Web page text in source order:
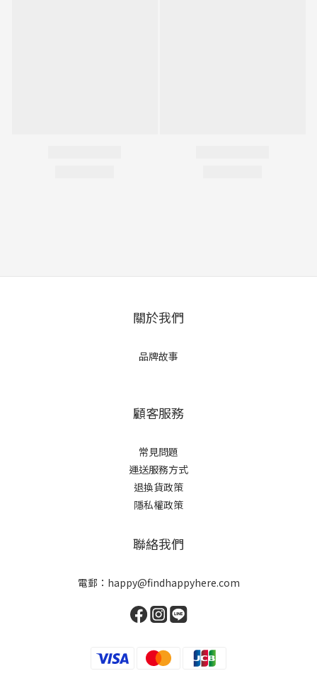
關於我們
品牌故事
顧客服務
常見問題
運送服務方式
退換貨政策
隱私權政策
聯絡我們
電郵：happy@findhappyhere.com